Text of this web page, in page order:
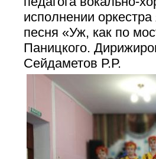
исполнении
песня «Уж, как по
Паницкого.
Сейдаметов Р.Р.